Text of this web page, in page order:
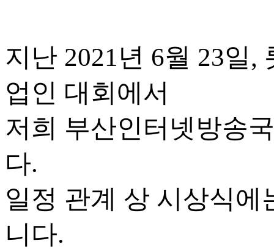
지난 2021년 6월 23일
업인 대회에서
저희 부산인터넷방송
다.
일정 관계 상 시상식
니다.